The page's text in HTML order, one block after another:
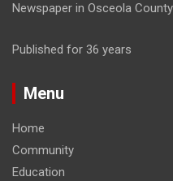
Newspaper in Osceola
Published for 36 years
Menu
Home
Community
Education